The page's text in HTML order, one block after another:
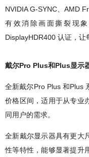
NVIDIA G-SYNC、AMD
有效消除画面撕裂现
DisplayHDR400 认证，让
戴尔Pro Plus和Plus显示
全新戴尔Pro Plus 和Plus
价格区间，适用于从专业
同用户的需求。
全新戴尔显示器具有更大
性等特性，能够显著提升